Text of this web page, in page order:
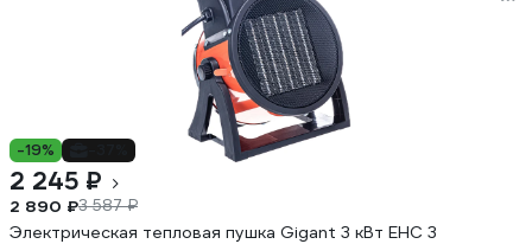
-19%
2 245 ₽
2 890 ₽3 587 ₽
Электрическая тепловая пушка Gigant 3 кВт EHC 3